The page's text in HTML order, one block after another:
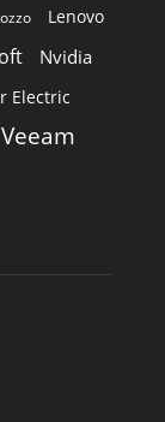
Lenovo
Nvidia
Electric
Veeam